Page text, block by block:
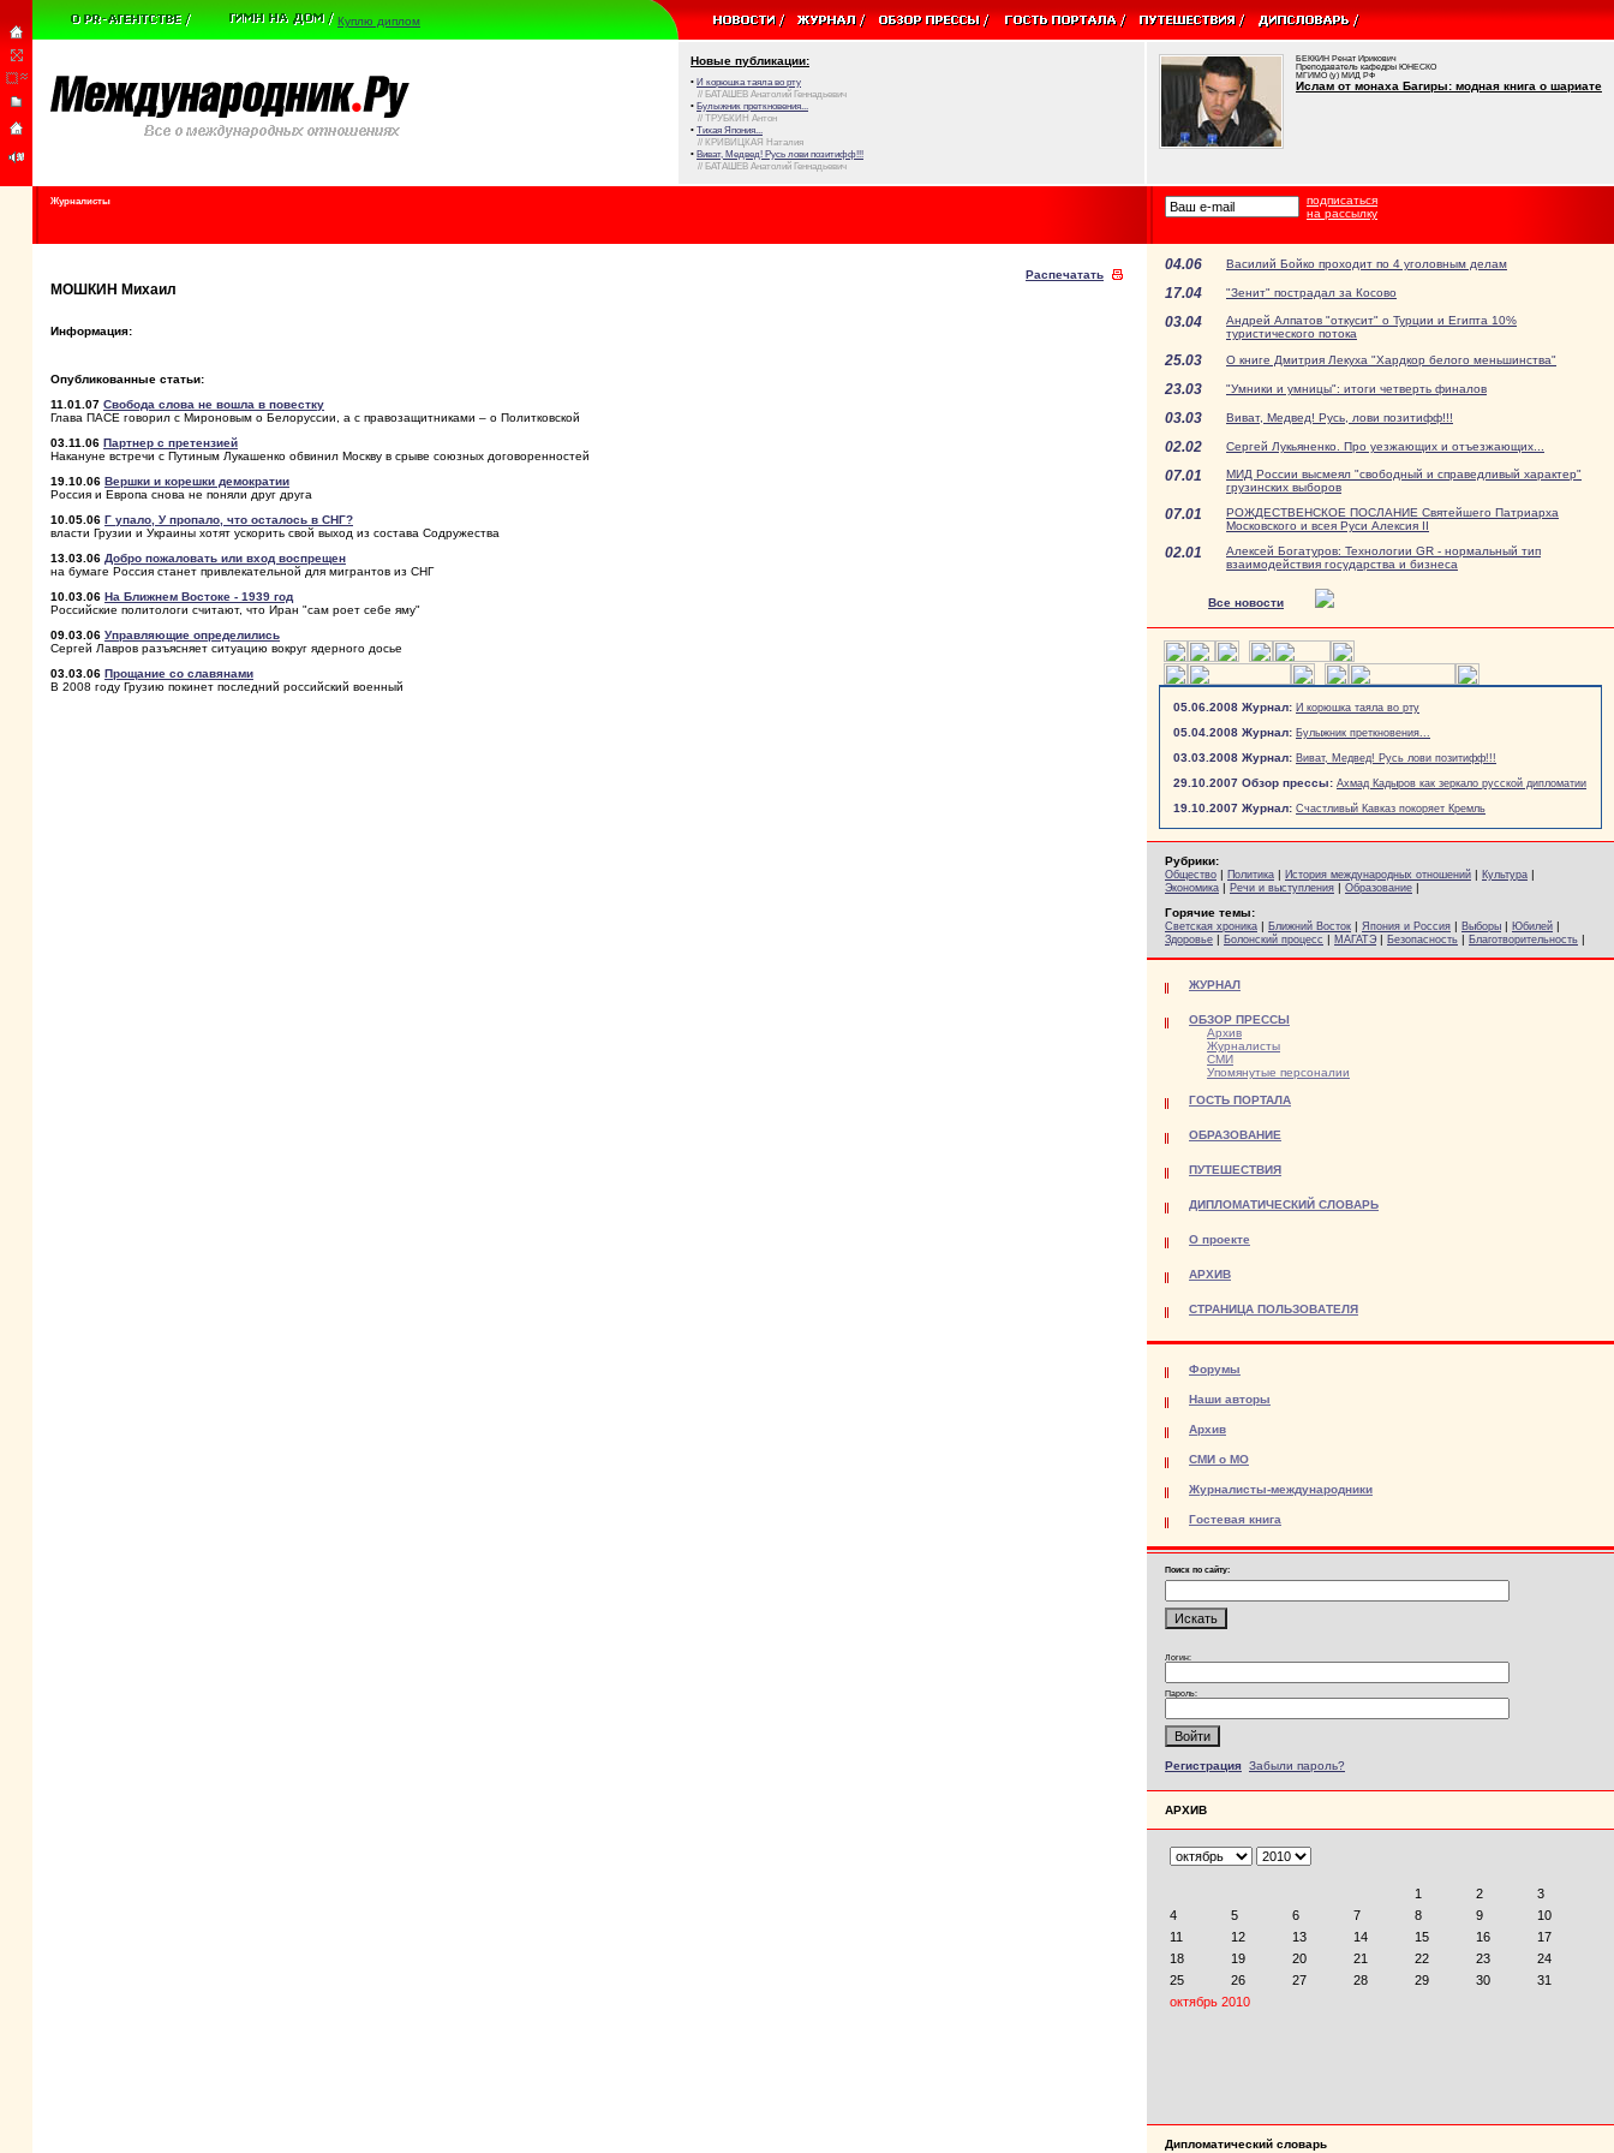
Куплю диплом
Новые публикации:
• И корюшка таяла во рту
// БАТАШЕВ Анатолий Геннадьевич
• Булыжник преткновения...
// ТРУБКИН Антон
• Тихая Япония...
// КРИВИЦКАЯ Наталия
• Виват, Медвед! Русь лови позитифф!!!
// БАТАШЕВ Анатолий Геннадьевич
БЕККИН Ренат Ирикович
Преподаватель кафедры ЮНЕСКО
МГИМО (у) МИД РФ
Ислам от монаха Багиры: модная книга о шариате
Журналисты
подписаться
на рассылку
Распечатать
МОШКИН Михаил
Информация:
Опубликованные статьи:
11.01.07 Свобода слова не вошла в повестку
Глава ПАСЕ говорил с Мироновым о Белоруссии, а с правозащитниками – о Политковской
03.11.06 Партнер с претензией
Накануне встречи с Путиным Лукашенко обвинил Москву в срыве союзных договоренностей
19.10.06 Вершки и корешки демократии
Россия и Европа снова не поняли друг друга
10.05.06 Г упало, У пропало, что осталось в СНГ?
власти Грузии и Украины хотят ускорить свой выход из состава Содружества
13.03.06 Добро пожаловать или вход воспрещен
на бумаге Россия станет привлекательной для мигрантов из СНГ
10.03.06 На Ближнем Востоке - 1939 год
Российские политологи считают, что Иран "сам роет себе яму"
09.03.06 Управляющие определились
Сергей Лавров разъясняет ситуацию вокруг ядерного досье
03.03.06 Прощание со славянами
В 2008 году Грузию покинет последний российский военный
04.06 Василий Бойко проходит по 4 уголовным делам
17.04 "Зенит" пострадал за Косово
03.04
Андрей Алпатов "откусит" о Турции и Египта 10%
туристического потока
25.03 О книге Дмитрия Лекуха "Хардкор белого меньшинства"
23.03 "Умники и умницы": итоги четверть финалов
03.03 Виват, Медвед! Русь, лови позитифф!!!
02.02 Сергей Лукьяненко. Про уезжающих и отъезжающих...
07.01
МИД России высмеял "свободный и справедливый характер"
грузинских выборов
07.01
РОЖДЕСТВЕНСКОЕ ПОСЛАНИЕ Святейшего Патриарха
Московского и всея Руси Алексия II
02.01
Алексей Богатуров: Технологии GR - нормальный тип
взаимодействия государства и бизнеса
Все новости
05.06.2008 Журнал: И корюшка таяла во рту
05.04.2008 Журнал: Булыжник преткновения...
03.03.2008 Журнал: Виват, Медвед! Русь лови позитифф!!!
29.10.2007 Обзор прессы: Ахмад Кадыров как зеркало русской дипломатии
19.10.2007 Журнал: Счастливый Кавказ покоряет Кремль
Рубрики:
Общество | Политика | История международных отношений | Культура |
Экономика | Речи и выступления | Образование |
Горячие темы:
Светская хроника | Ближний Восток | Япония и Россия | Выборы | Юбилей |
Здоровье | Болонский процесс | МАГАТЭ | Безопасность | Благотворительность |
ЖУРНАЛ
ОБЗОР ПРЕССЫ
Архив
Журналисты
СМИ
Упомянутые персоналии
ГОСТЬ ПОРТАЛА
ОБРАЗОВАНИЕ
ПУТЕШЕСТВИЯ
ДИПЛОМАТИЧЕСКИЙ СЛОВАРЬ
О проекте
АРХИВ
СТРАНИЦА ПОЛЬЗОВАТЕЛЯ
Форумы
Наши авторы
Архив
СМИ о МО
Журналисты-международники
Гостевая книга
Поиск по сайту:
Логин:
Пароль:
Регистрация Забыли пароль?
АРХИВ
Дипломатический словарь